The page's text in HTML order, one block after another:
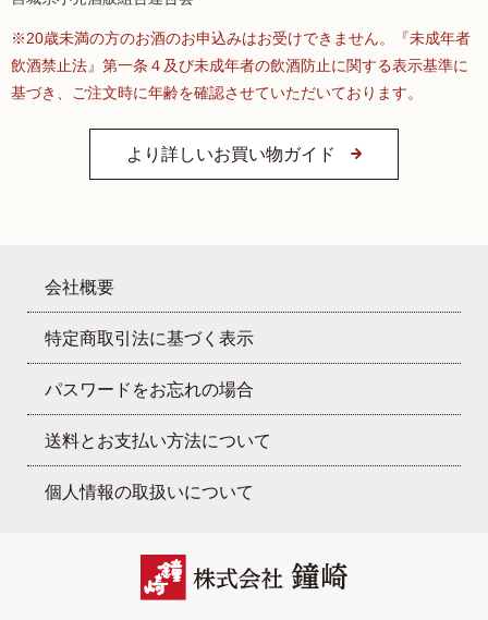
※20歳未満の方のお酒のお申込みはお受けできません。『未成年者
飲酒禁止法』第一条４及び未成年者の飲酒防止に関する表示基準に
基づき、ご注文時に年齢を確認させていただいております。
より詳しいお買い物ガイド
会社概要
特定商取引法に基づく表示
パスワードをお忘れの場合
送料とお支払い方法について
個人情報の取扱いについて